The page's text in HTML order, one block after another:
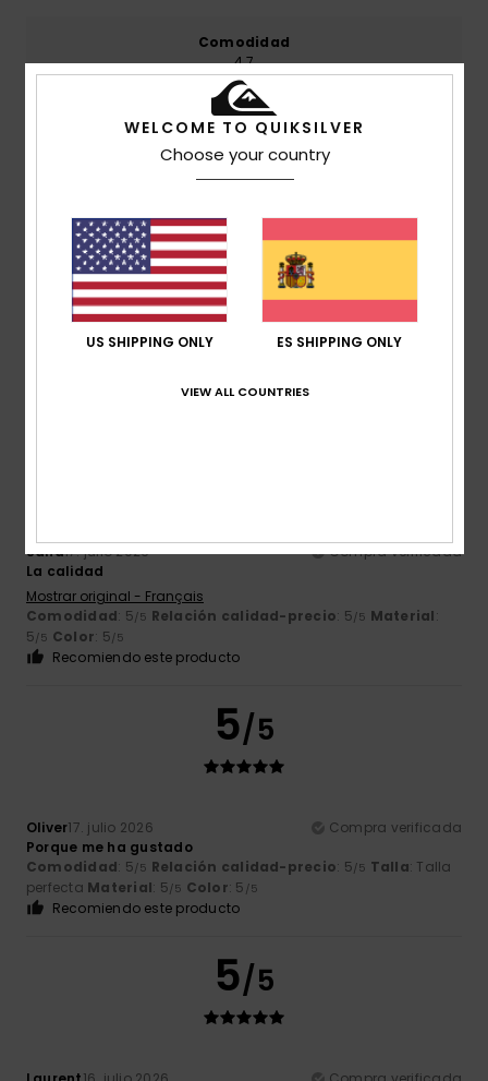
Comodidad
4.7
Relación calidad-precio
4.6
Talla
Demasiado pequeño
Demasiado grande
Material
4.8
Color
Sana17. julio 2026
Compra verificada
La calidad
Mostrar original - Français
Comodidad: 5/5 Relación calidad-precio: 5/5 Material:
5/5 Color: 5/5
Recomiendo este producto
5/5
Oliver17. julio 2026
Compra verificada
Porque me ha gustado
Comodidad: 5/5 Relación calidad-precio: 5/5 Talla: Talla
perfecta Material: 5/5 Color: 5 /5
Recomiendo este producto
5/5
WELCOME TO QUIKSILVER
Choose your country
US SHIPPING ONLY ES SHIPPING ONLY
VIEW ALL COUNTRIES